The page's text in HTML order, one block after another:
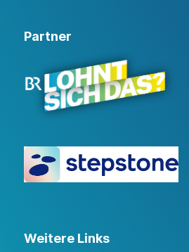
Partner
Weitere Links